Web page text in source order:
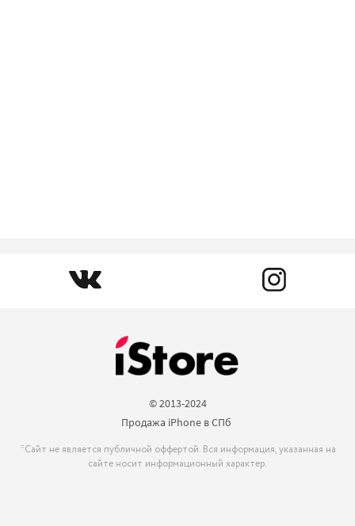
© 2013-2024
Продажа iPhone в СПб
*Сайт не является публичной оффертой. Вся информация, указанная на
сайте носит информационный характер.